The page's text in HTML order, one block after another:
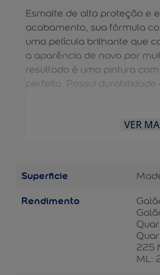
Esmalte de alta proteção e
acabamento, sua fórmula
uma película brilhante que
a aparência de novo por
resultado é uma pintura
perfeito. Possui durabilidade
VER
Superficie
Rendimento
225
ML: